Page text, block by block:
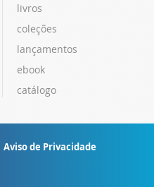
livros
coleções
lançamentos
ebook
catálogo
Aviso de Privacidade